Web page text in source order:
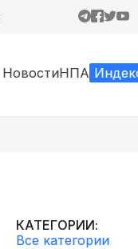
НовостиНПА
КАТЕГОРИИ:
Все категории